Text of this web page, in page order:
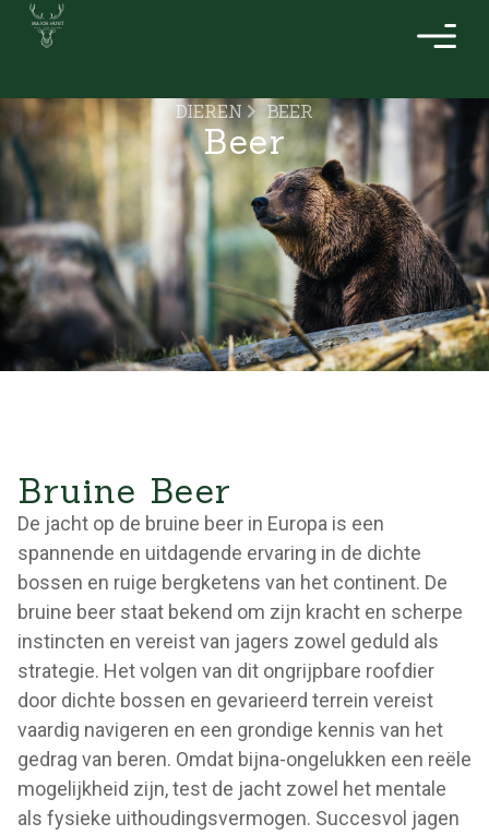
DIEREN BEER
Beer
Bruine Beer
De jacht op de bruine beer in Europa is een
spannende en uitdagende ervaring in de dichte
bossen en ruige bergketens van het continent. De
bruine beer staat bekend om zijn kracht en scherpe
instincten en vereist van jagers zowel geduld als
strategie. Het volgen van dit ongrijpbare roofdier
door dichte bossen en gevarieerd terrein vereist
vaardig navigeren en een grondige kennis van het
gedrag van beren. Omdat bijna-ongelukken een reële
mogelijkheid zijn, test de jacht zowel het mentale
als fysieke uithoudingsvermogen. Succesvol jagen